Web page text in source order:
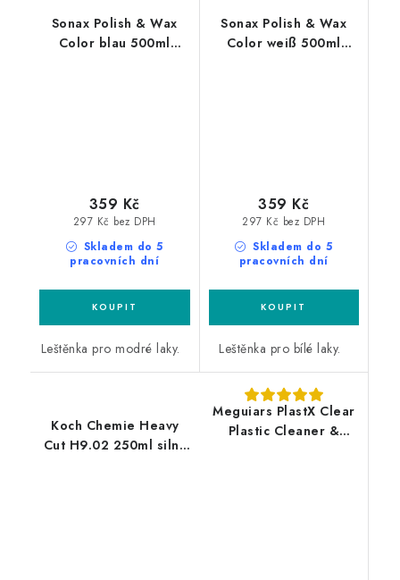
Sonax Polish & Wax
Color blau 500ml
Skladem do 5
pracovních dní
297 Kč bez DPH
359 Kč
Leštěnka pro modré laky.
Sonax Polish & Wax
Color weiß 500ml
Skladem do 5
pracovních dní
297 Kč bez DPH
359 Kč
Leštěnka pro bílé laky.
Koch Chemie Heavy
Cut H9.02 250ml silná
Meguiars PlastX Clear
Plastic Cleaner &